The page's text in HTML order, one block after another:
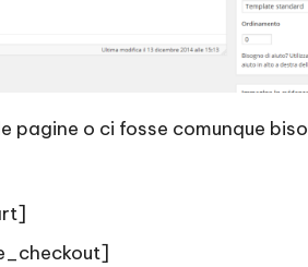
pagine o ci fosse comunque